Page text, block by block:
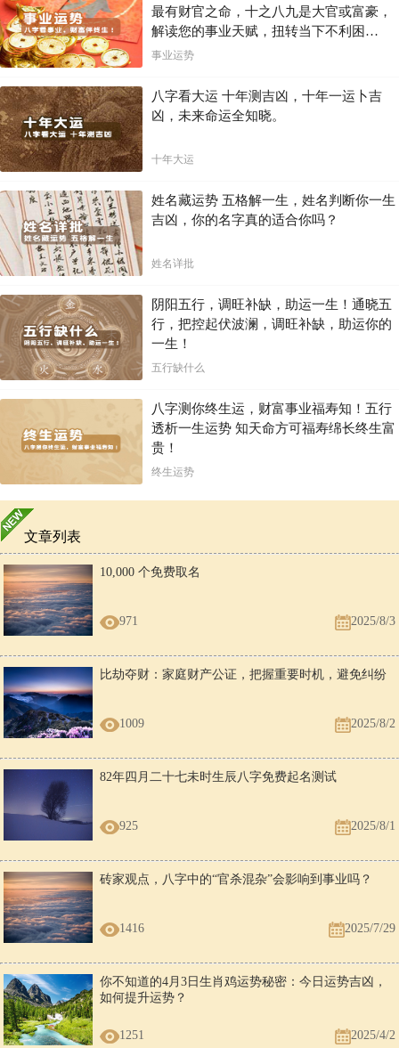
最有财官之命，十之八九是大官或富豪，
解读您的事业天赋，扭转当下不利困
局！！
事业运势
八字看大运 十年测吉凶，十年一运卜吉
凶，未来命运全知晓。
十年大运
姓名藏运势 五格解一生，姓名判断你一生
吉凶，你的名字真的适合你吗？
姓名详批
阴阳五行，调旺补缺，助运一生！通晓五
行，把控起伏波澜，调旺补缺，助运你的
一生！
五行缺什么
八字测你终生运，财富事业福寿知！五行
透析一生运势 知天命方可福寿绵长终生富
贵！
终生运势
文章列表
10,000 个免费取名
971 2025/8/3
比劫夺财：家庭财产公证，把握重要时机，避免纠纷
1009 2025/8/2
82年四月二十七未时生辰八字免费起名测试
925 2025/8/1
砖家观点，八字中的“官杀混杂”会影响到事业吗？
1416 2025/7/29
你不知道的4月3日生肖鸡运势秘密：今日运势吉凶，
如何提升运势？
1251 2025/4/2